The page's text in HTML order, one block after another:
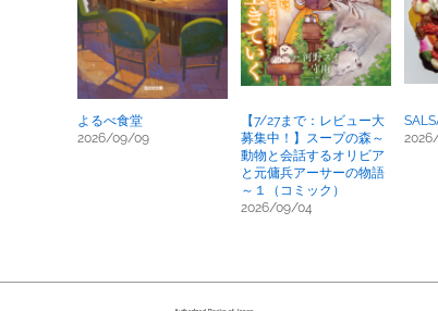
よるべ食堂
2026/09/09
【7/27まで：レビュー大
募集中！】スープの森～
動物と会話するオリビア
と元傭兵アーサーの物語
～１（コミック）
2026/09/04